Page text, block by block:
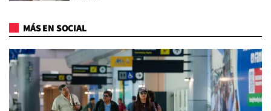
MÁS EN SOCIAL